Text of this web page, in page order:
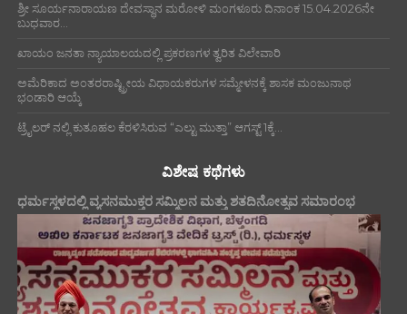
ಶ್ರೀ ಸೂರ್ಯನಾರಾಯಣ ದೇವಸ್ಥಾನ ಮರೋಳಿ ಮಂಗಳೂರು ದಿನಾಂಕ 15.04.2026ನೇ
ಬುಧವಾರ...
ಖಾಯಂ ಜನತಾ ನ್ಯಾಯಾಲಯದಲ್ಲಿ ಪ್ರಕರಣಗಳ ತ್ವರಿತ ವಿಲೇವಾರಿ
ಅಮೆರಿಕಾದ ಅಂತರರಾಷ್ಟ್ರೀಯ ವಿಧಾಯಕರುಗಳ ಸಮ್ಮೇಳನಕ್ಕೆ ಶಾಸಕ ಮಂಜುನಾಥ
ಭಂಡಾರಿ ಆಯ್ಕೆ
ಟ್ರೈಲರ್ ನಲ್ಲಿ ಕುತೂಹಲ ಕೆರಳಿಸಿರುವ “ಎಲ್ಟು ಮುತ್ತಾ” ಆಗಸ್ಟ್ 1ಕ್ಕೆ...
ವಿಶೇಷ ಕಥೆಗಳು
ಧರ್ಮಸ್ಥಳದಲ್ಲಿ ವ್ಯಸನಮುಕ್ತರ ಸಮ್ಮಿಲನ ಮತ್ತು ಶತದಿನೋತ್ಸವ ಸಮಾರಂಭ